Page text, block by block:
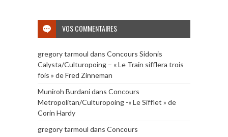
VOS COMMENTAIRES
gregory tarmoul dans Concours Sidonis
Calysta/Culturopoing – « Le Train sifflera trois
fois » de Fred Zinneman
Muniroh Burdanidans Concours
Metropolitan/Culturopoing -« Le Sifflet » de
Corin Hardy
gregory tarmoul dans Concours